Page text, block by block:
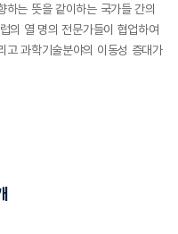
하는 뜻을 같이하는 국가들 간의
의 열 명의 전문가들이 협업하여
고 과학기술분야의 이동성 증대가